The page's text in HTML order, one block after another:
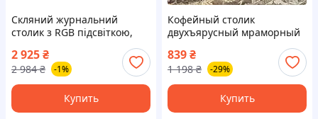
Скляний журнальний
столик з RGB підсвіткою,
2 925₴
2 984 ₴ -1%
Купить
Кофейный столик
двухъярусный мраморный
гостиной прикроватный
столик для ноутбука лофт
839₴
1 198 ₴ -29%
Купить